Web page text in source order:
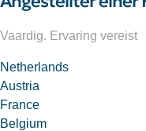
Vaardig. Ervaring vereist
Netherlands
Austria
France
Belgium